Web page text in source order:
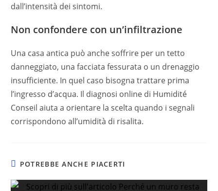
dall’intensità dei sintomi.
Non confondere con un’infiltrazione
Una casa antica può anche soffrire per un tetto
danneggiato, una facciata fessurata o un drenaggio
insufficiente. In quel caso bisogna trattare prima
l’ingresso d’acqua. Il diagnosi online di Humidité
Conseil aiuta a orientare la scelta quando i segnali
corrispondono all’umidità di risalita.
POTREBBE ANCHE PIACERTI